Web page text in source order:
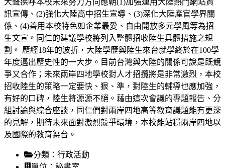
大聲疾呼本校未來努力方向應朝(1)加強運用大陸熱門網站資
訊宣傳、(2)強化大陸高中招生宣導、(3)深化大陸產官學界關
係、(4)善用本校特色如企業最愛、自由開放多元學風等為招
生文宣。同仁的建議學校將列入整體招收陸生具體措施之規
劃。 歷經18年的波折，大陸學歷與陸生來台就學終於在100學
年度邁出歷史性的一大步。目前台灣與大陸的關係可說是既競
爭又合作；未來兩岸四地學校對人才招攬將是非常激烈，本校
招收陸生的策略一定要快、狠、準，對陸生的輔導也應加強，
有好的口碑，陸生將源源不絕。藉由這次會議的專題報告、分
組討論與綜合座談，同仁們對兩岸四地高等教育議題能有更深
的見解，期待未來面對激烈競爭環境，本校能站穩兩岸四地以
及國際的教育舞台。
分類： 行政活動